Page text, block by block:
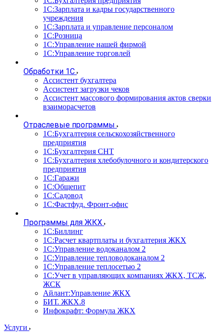
1С:Зарплата и кадры государственного
учреждения
1С:Зарплата и управление персоналом
1С:Розница
1С:Управление нашей фирмой
1С:Управление торговлей
Обработки 1С
Ассистент бухгалтера
Ассистент загрузки чеков
Ассистент массового формирования актов сверки
взаиморасчетов
Отраслевые программы
1С:Бухгалтерия сельскохозяйственного
предприятия
1С:Бухгалтерия СНТ
1С:Бухгалтерия хлебобулочного и кондитерского
предприятия
1С:Гаражи
1С:Общепит
1С:Садовод
1С:Фастфуд. Фронт-офис
Программы для ЖКХ
1С:Биллинг
1С:Расчет квартплаты и бухгалтерия ЖКХ
1С:Управление водоканалом 2
1С:Управление тепловодоканалом 2
1С:Управление теплосетью 2
1С:Учет в управляющих компаниях ЖКХ, ТСЖ,
ЖСК
Айлант:Управление ЖКХ
БИТ. ЖКХ.8
Инфокрафт: Формула ЖКХ
Услуги